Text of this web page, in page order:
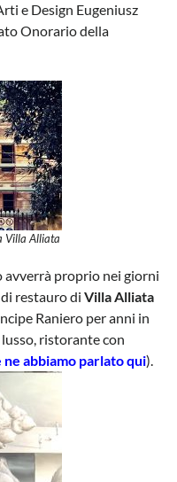
e Design Eugeniusz
Onorario della
Villa Alliata
avverrà proprio nei giorni
restauro di Villa Alliata
Raniero per anni in
ristorante con
ne abbiamo parlato qui).